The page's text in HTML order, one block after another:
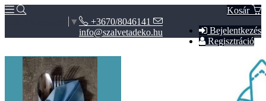
Kosár
Bejelentkezés
Regisztráció
▼
+3670/8046141
info@szalvetadeko.hu